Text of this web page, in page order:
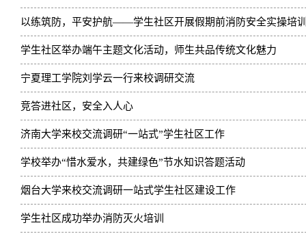
以练筑防，平安护航——学生社区开展假期前消防安全实操培
学生社区举办端午主题文化活动，师生共品传统文化魅力
宁夏理工学院刘学云一行来校调研交流
竞答进社区，安全入人心
济南大学来校交流调研“一站式”学生社区工作
学校举办“惜水爱水，共建绿色”节水知识答题活动
烟台大学来校交流调研一站式学生社区建设工作
学生社区成功举办消防灭火培训